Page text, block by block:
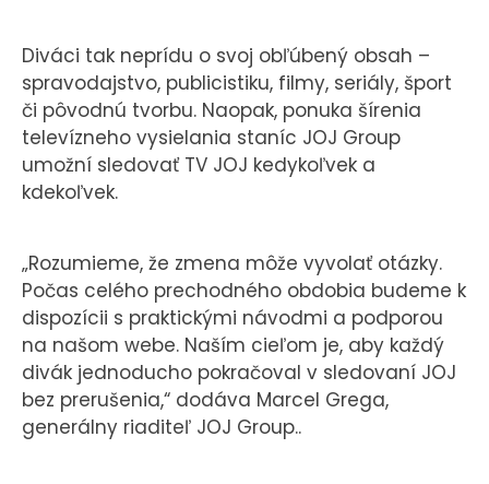
Diváci tak neprídu o svoj obľúbený obsah –
spravodajstvo, publicistiku, filmy, seriály, šport
či pôvodnú tvorbu. Naopak, ponuka šírenia
televízneho vysielania staníc JOJ Group
umožní sledovať TV JOJ kedykoľvek a
kdekoľvek.
„Rozumieme, že zmena môže vyvolať otázky.
Počas celého prechodného obdobia budeme k
dispozícii s praktickými návodmi a podporou
na našom webe. Naším cieľom je, aby každý
divák jednoducho pokračoval v sledovaní JOJ
bez prerušenia,“ dodáva Marcel Grega,
generálny riaditeľ JOJ Group..